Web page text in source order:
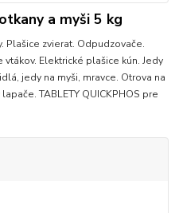
a myši 5 kg
Plašice zvierat. Odpudzovače.
vtákov. Elektrické plašice kún. Jedy
jedy na myši, mravce. Otrova na
TABLETY QUICKPHOS pre